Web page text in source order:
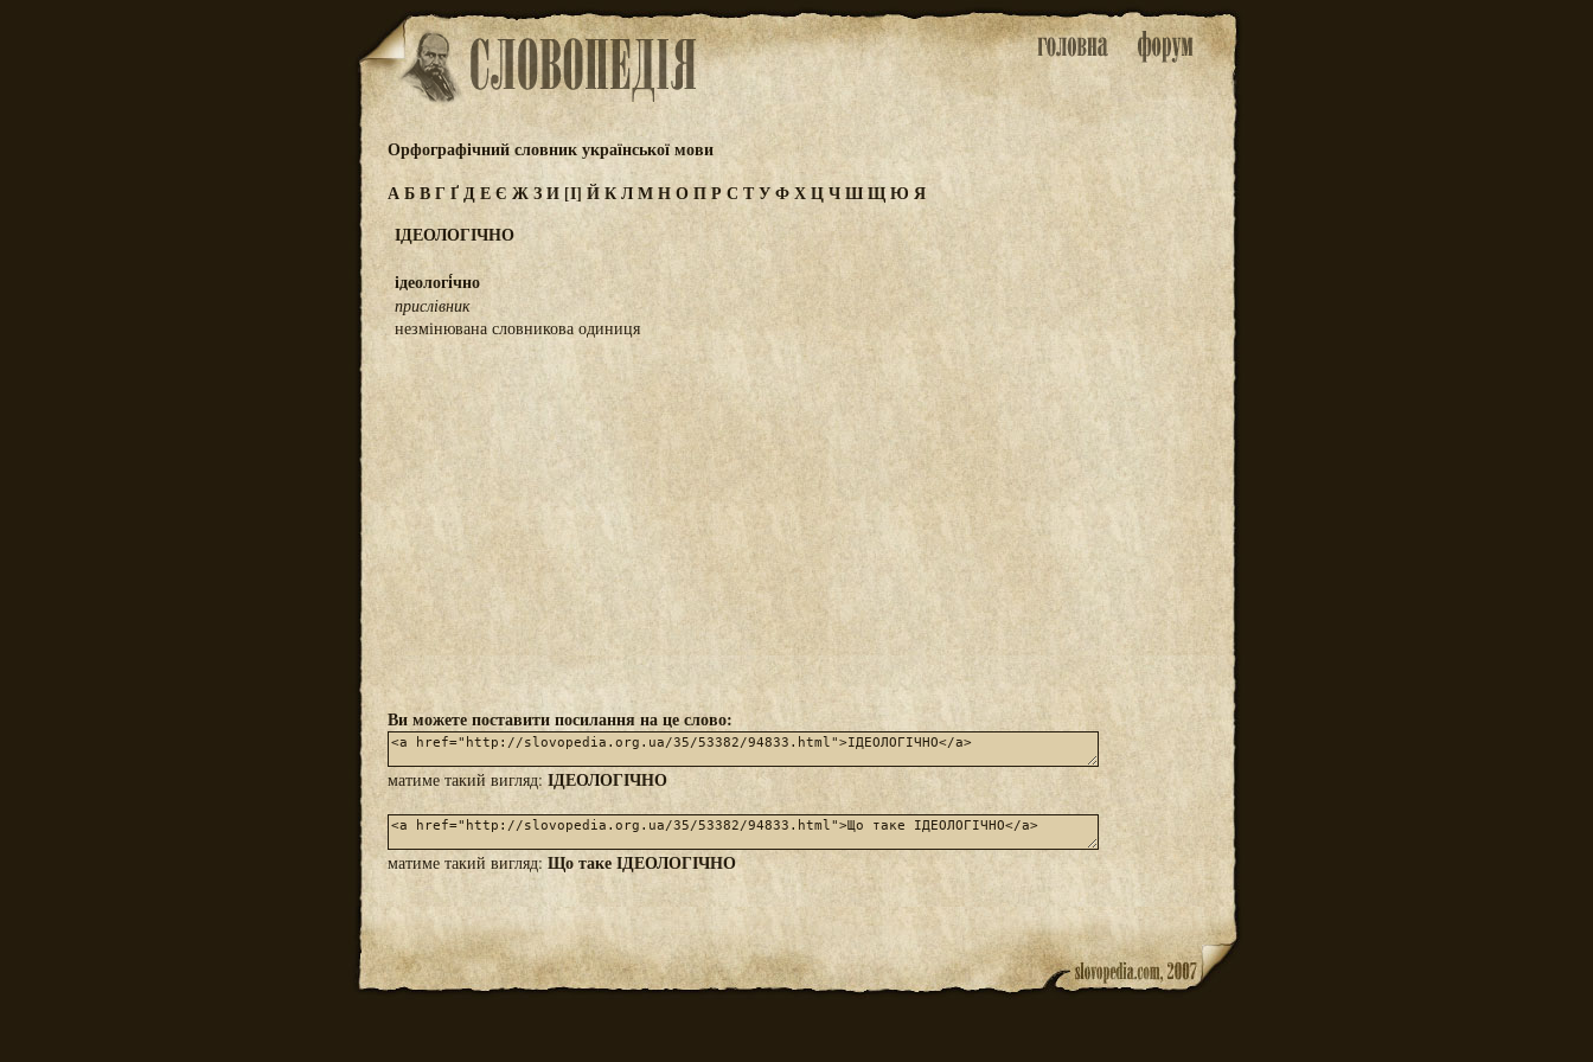
Орфографічний словник української мови
АБВГҐДЕЄ ЖЗИ [І] ЙКЛМНОПРС ТУФХЦЧШЩЮ Я
ІДЕОЛОГІЧНО
ідеологі́чно
прислівник
незмінювана словникова одиниця
Ви можете поставити посилання на це слово:
матиме такий вигляд: ІДЕОЛОГІЧНО
матиме такий вигляд:Що таке ІДЕОЛОГІЧНО